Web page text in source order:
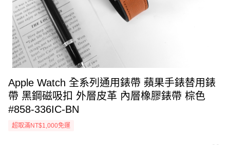
Apple Watch 全系列通用錶帶 蘋果手錶替用錶
帶 黑鋼磁吸扣 外層皮革 內層橡膠錶帶 棕色
#858-336IC-BN
超取滿NT$1,000免運